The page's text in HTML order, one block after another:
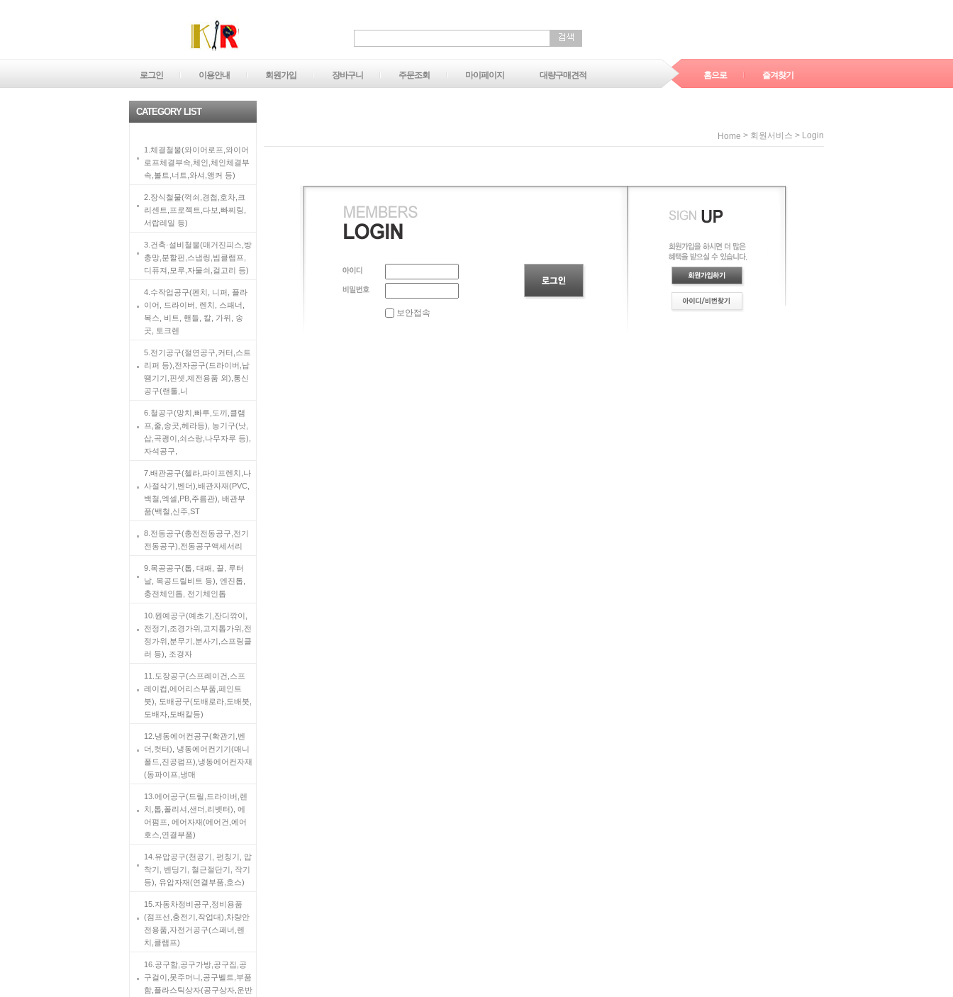
로그인 이용안내 회원가입 장바구니 주문조회 마이페이지 대량구매견적 홈으로 즐겨찾기
CATEGORY LIST
1.체결철물(와이어로프,와이어
로프체결부속,체인,체인체결부
속,볼트,너트,와셔,앵커 등)
2.장식철물(꺽쇠,경첩,호차,크
리센트,프로젝트,다보,빠찌링,
서랍레일 등)
3.건축·설비철물(매거진피스,방
충망,분할핀,스냅링,빔클램프,
디퓨져,모루,자물쇠,걸고리 등)
4.수작업공구(펜치, 니퍼, 플라
이어, 드라이버, 렌치, 스패너,
복스, 비트, 핸들, 칼, 가위, 송
곳, 토크렌
5.전기공구(절연공구,커터,스트
리퍼 등),전자공구(드라이버,납
땜기기,핀셋,제전용품 외),통신
공구(랜툴,니
6.철공구(망치,빠루,도끼,클램
프,줄,송곳,헤라등), 농기구(낫,
삽,곡괭이,쇠스랑,나무자루 등),
자석공구,
7.배관공구(첼라,파이프렌치,나
사절삭기,벤더),배관자재(PVC,
백철,엑셀,PB,주름관), 배관부
품(백철,신주,ST
8.전동공구(충전전동공구,전기
전동공구),전동공구액세서리
9.목공공구(톱, 대패, 끌, 루터
날, 목공드릴비트 등), 엔진톱,
충전체인톱, 전기체인톱
10.원예공구(예초기,잔디깎이,
전정기,조경가위,고지톱가위,전
정가위,분무기,분사기,스프링클
러 등), 조경자
11.도장공구(스프레이건,스프
레이컵,에어리스부품,페인트
붓), 도배공구(도배로라,도배붓,
도배자,도배칼등)
12.냉동에어컨공구(확관기,벤
더,컷터), 냉동에어컨기기(매니
폴드,진공펌프),냉동에어컨자재
(동파이프,냉매
13.에어공구(드릴,드라이버,렌
치,톱,폴리셔,샌더,리벳터), 에
어펌프, 에어자재(에어건,에어
호스,연결부품)
14.유압공구(천공기, 펀칭기, 압
착기, 벤딩기, 철근절단기, 작기
등), 유압자재(연결부품,호스)
15.자동차정비공구,정비용품
(점프선,충전기,작업대),차량안
전용품,자전거공구(스패너,렌
치,클램프)
16.공구함,공구가방,공구집,공
구걸이,못주머니,공구벨트,부품
함,플라스틱상자(공구상자,운반
Home > 회원서비스 > Login
보안접속